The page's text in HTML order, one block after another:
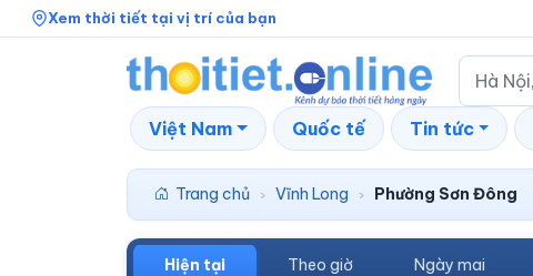
Xem thời tiết tại vị trí của bạn
Việt Nam Quốc tế Tin tức
Trang chủ › Vĩnh Long › Phường Sơn Đông
Hiện tại Theo giờ Ngày mai